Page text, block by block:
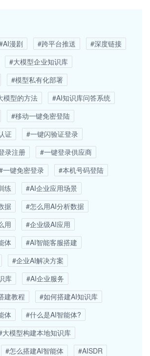
漫剧 #跨平台推送
#深度链接
#大模型企业知识库
#模型私有化部署
模型的方法
#AI知识库问答系统
#移动一键免密登陆
证
#一键闪验证登录
录注册
#一键登录供应商
一键免密登录
#本机号码登陆
练
#AI企业应用场景
据
#怎么用AI分析数据
用
#企业级AI应用
体
#AI智能客服搭建
#企业AI解决方案
库
#AI企业服务
建教程
#如何搭建AI知识库
体
#什么是AI智能体?
大模型构建本地知识库
#怎么搭建AI智能体
#AISDR